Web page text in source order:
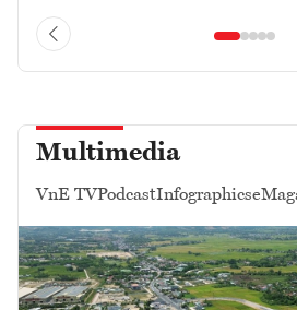
Multimedia
VnE TVPodcastInfographics